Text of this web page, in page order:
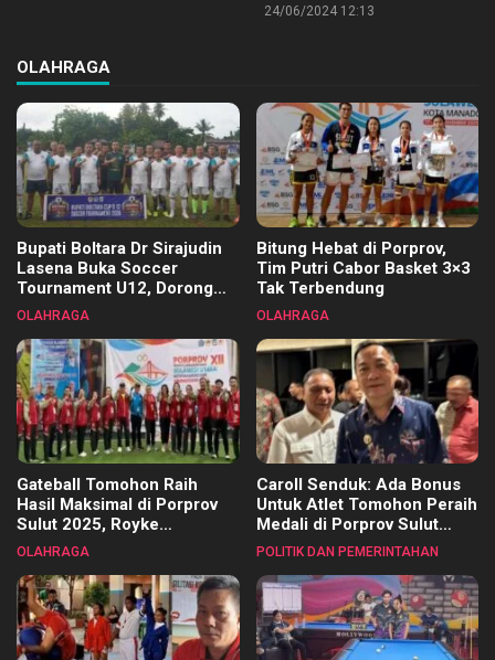
24/06/2024 12:13
OLAHRAGA
Bupati Boltara Dr Sirajudin
Lasena Buka Soccer
Tournament U12, Dorong
Pembinaan Merata di Setiap
OLAHRAGA
Bitung Hebat di Porprov,
Tim Putri Cabor Basket 3×3
Tak Terbendung
OLAHRAGA
Gateball Tomohon Raih
Hasil Maksimal di Porprov
Sulut 2025, Royke
Tangkawarouw Ucapkan
OLAHRAGA
Caroll Senduk: Ada Bonus
Untuk Atlet Tomohon Peraih
Medali di Porprov Sulut
2025
POLITIK DAN PEMERINTAHAN